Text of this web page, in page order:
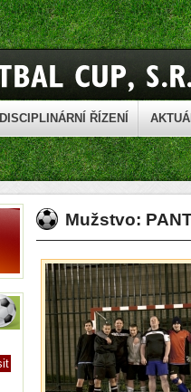
DISCIPLINÁRNÍ ŘÍZENÍ
Mužstvo: